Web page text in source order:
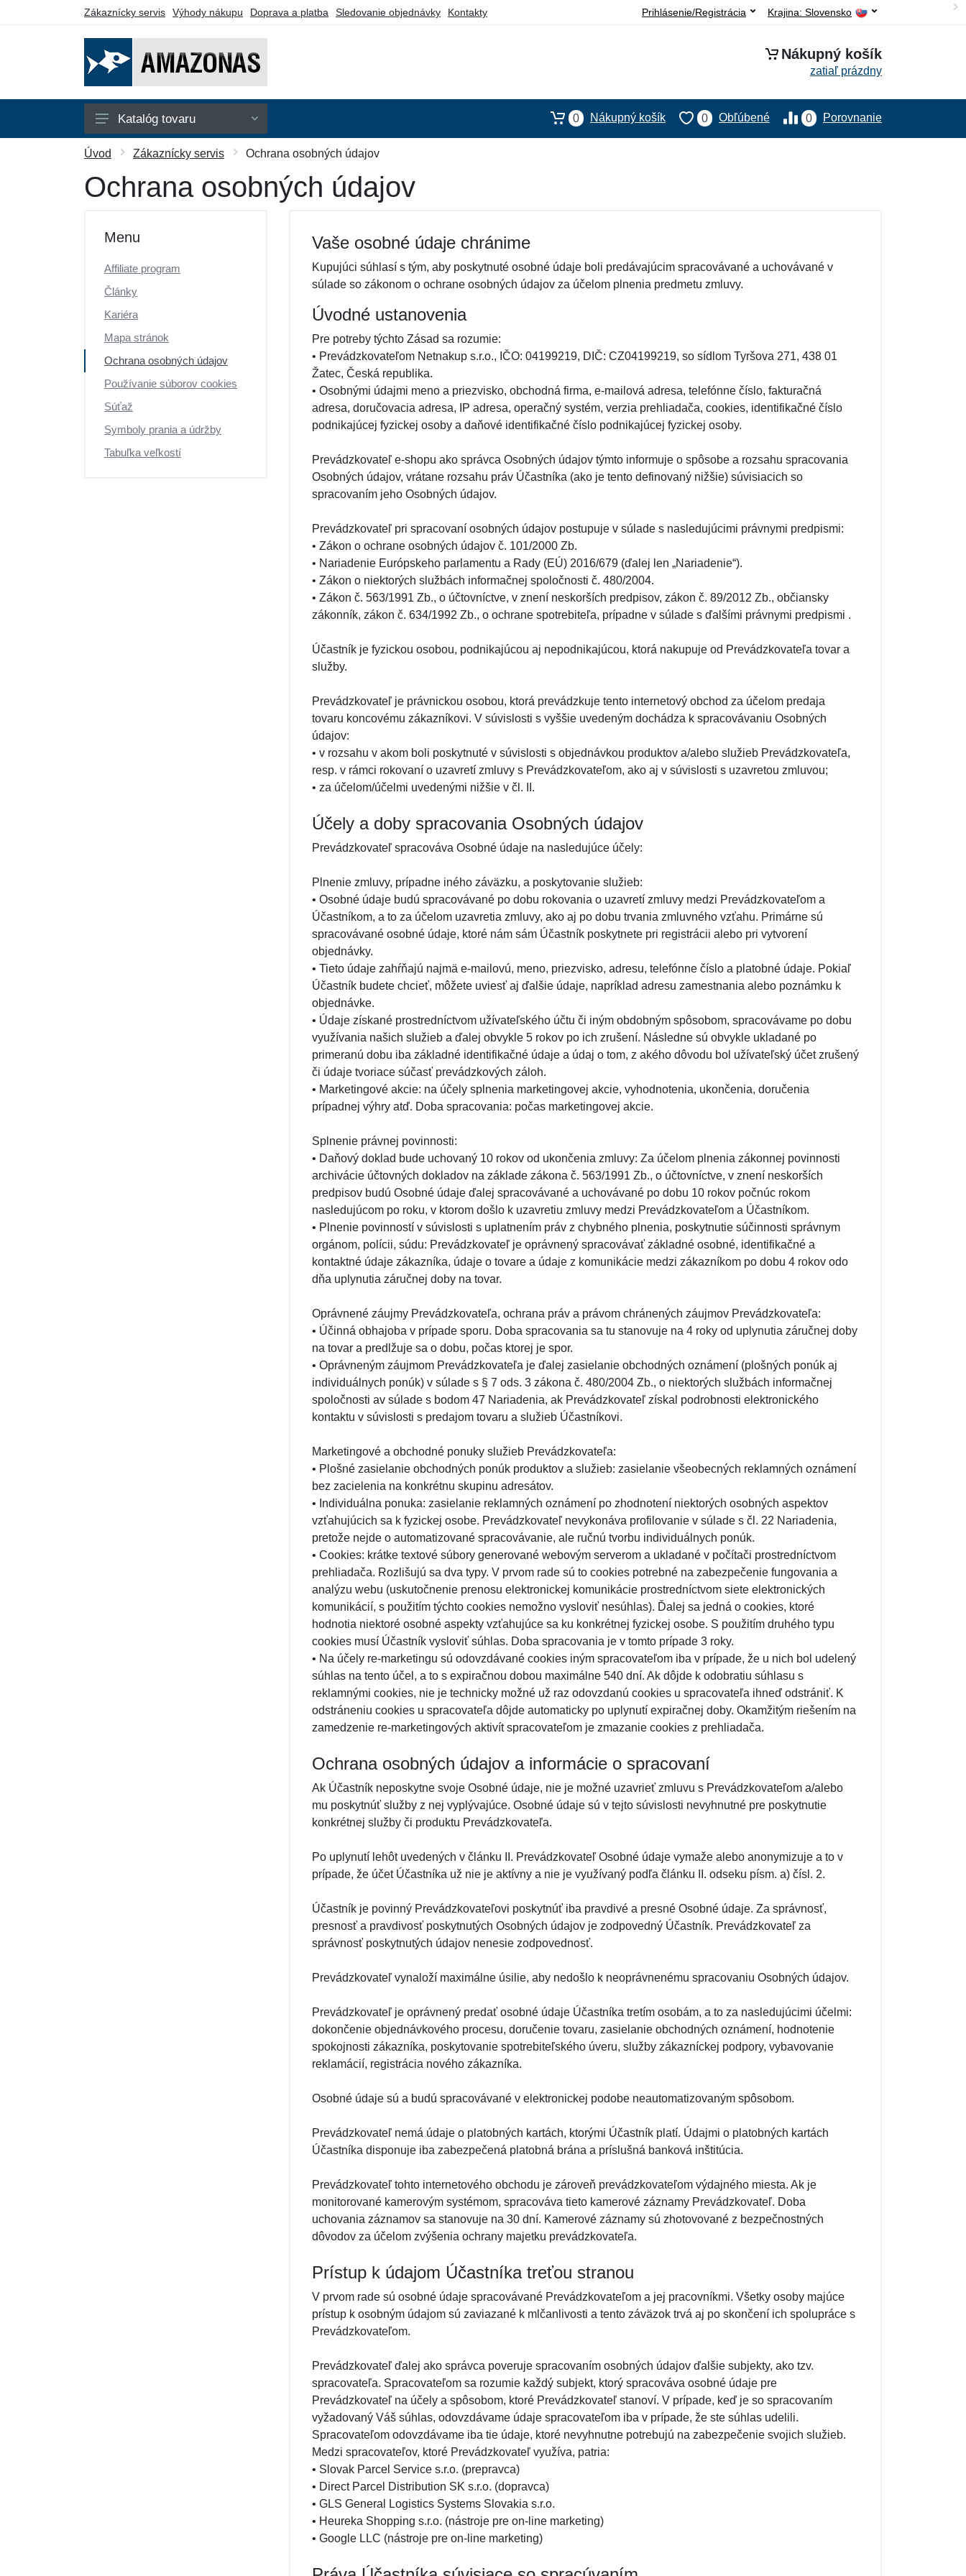
Zákaznícky servis Výhody nákupu Doprava a platba Sledovanie objednávky Kontakty Krajina: Slovensko
Prihlásenie/Registrácia
Nákupný košík
zatiaľ prázdny
Hojdacie siete
Hojdacie kreslá
Katalóg tovaru 0 Porovnanie
0 Obľúbené
0 Nákupný košík
Úvod Zákaznícky servis Ochrana osobných údajov
Ochrana osobných údajov
Menu
Affiliate program
Články
Kariéra
Mapa stránok
Ochrana osobných údajov
Používanie súborov cookies
Súťaž
Symboly prania a údržby
Tabuľka veľkostí
Vaše osobné údaje chránime
Kupujúci súhlasí s tým, aby poskytnuté osobné údaje boli predávajúcim spracovávané a uchovávané v
súlade so zákonom o ochrane osobných údajov za účelom plnenia predmetu zmluvy.
Úvodné ustanovenia
Pre potreby týchto Zásad sa rozumie:
• Prevádzkovateľom Netnakup s.r.o., IČO: 04199219, DIČ: CZ04199219, so sídlom Tyršova 271, 438 01
Žatec, Česká republika.
• Osobnými údajmi meno a priezvisko, obchodná firma, e-mailová adresa, telefónne číslo, fakturačná
adresa, doručovacia adresa, IP adresa, operačný systém, verzia prehliadača, cookies, identifikačné číslo
podnikajúcej fyzickej osoby a daňové identifikačné číslo podnikajúcej fyzickej osoby.
Prevádzkovateľ e-shopu ako správca Osobných údajov týmto informuje o spôsobe a rozsahu spracovania
Osobných údajov, vrátane rozsahu práv Účastníka (ako je tento definovaný nižšie) súvisiacich so
spracovaním jeho Osobných údajov.
Prevádzkovateľ pri spracovaní osobných údajov postupuje v súlade s nasledujúcimi právnymi predpismi:
• Zákon o ochrane osobných údajov č. 101/2000 Zb.
• Nariadenie Európskeho parlamentu a Rady (EÚ) 2016/679 (ďalej len „Nariadenie“).
• Zákon o niektorých službách informačnej spoločnosti č. 480/2004.
• Zákon č. 563/1991 Zb., o účtovníctve, v znení neskorších predpisov, zákon č. 89/2012 Zb., občiansky
zákonník, zákon č. 634/1992 Zb., o ochrane spotrebiteľa, prípadne v súlade s ďalšími právnymi predpismi .
Účastník je fyzickou osobou, podnikajúcou aj nepodnikajúcou, ktorá nakupuje od Prevádzkovateľa tovar a
služby.
Prevádzkovateľ je právnickou osobou, ktorá prevádzkuje tento internetový obchod za účelom predaja
tovaru koncovému zákazníkovi. V súvislosti s vyššie uvedeným dochádza k spracovávaniu Osobných
údajov:
• v rozsahu v akom boli poskytnuté v súvislosti s objednávkou produktov a/alebo služieb Prevádzkovateľa,
resp. v rámci rokovaní o uzavretí zmluvy s Prevádzkovateľom, ako aj v súvislosti s uzavretou zmluvou;
• za účelom/účelmi uvedenými nižšie v čl. II.
Účely a doby spracovania Osobných údajov
Prevádzkovateľ spracováva Osobné údaje na nasledujúce účely:
Plnenie zmluvy, prípadne iného záväzku, a poskytovanie služieb:
• Osobné údaje budú spracovávané po dobu rokovania o uzavretí zmluvy medzi Prevádzkovateľom a
Účastníkom, a to za účelom uzavretia zmluvy, ako aj po dobu trvania zmluvného vzťahu. Primárne sú
spracovávané osobné údaje, ktoré nám sám Účastník poskytnete pri registrácii alebo pri vytvorení
objednávky.
• Tieto údaje zahŕňajú najmä e-mailovú, meno, priezvisko, adresu, telefónne číslo a platobné údaje. Pokiaľ
Účastník budete chcieť, môžete uviesť aj ďalšie údaje, napríklad adresu zamestnania alebo poznámku k
objednávke.
• Údaje získané prostredníctvom užívateľského účtu či iným obdobným spôsobom, spracovávame po dobu
využívania našich služieb a ďalej obvykle 5 rokov po ich zrušení. Následne sú obvykle ukladané po
primeranú dobu iba základné identifikačné údaje a údaj o tom, z akého dôvodu bol užívateľský účet zrušený
či údaje tvoriace súčasť prevádzkových záloh.
• Marketingové akcie: na účely splnenia marketingovej akcie, vyhodnotenia, ukončenia, doručenia
prípadnej výhry atď. Doba spracovania: počas marketingovej akcie.
Splnenie právnej povinnosti:
• Daňový doklad bude uchovaný 10 rokov od ukončenia zmluvy: Za účelom plnenia zákonnej povinnosti
archivácie účtovných dokladov na základe zákona č. 563/1991 Zb., o účtovníctve, v znení neskorších
predpisov budú Osobné údaje ďalej spracovávané a uchovávané po dobu 10 rokov počnúc rokom
nasledujúcom po roku, v ktorom došlo k uzavretiu zmluvy medzi Prevádzkovateľom a Účastníkom.
• Plnenie povinností v súvislosti s uplatnením práv z chybného plnenia, poskytnutie súčinnosti správnym
orgánom, polícii, súdu: Prevádzkovateľ je oprávnený spracovávať základné osobné, identifikačné a
kontaktné údaje zákazníka, údaje o tovare a údaje z komunikácie medzi zákazníkom po dobu 4 rokov odo
dňa uplynutia záručnej doby na tovar.
Oprávnené záujmy Prevádzkovateľa, ochrana práv a právom chránených záujmov Prevádzkovateľa:
• Účinná obhajoba v prípade sporu. Doba spracovania sa tu stanovuje na 4 roky od uplynutia záručnej doby
na tovar a predlžuje sa o dobu, počas ktorej je spor.
• Oprávneným záujmom Prevádzkovateľa je ďalej zasielanie obchodných oznámení (plošných ponúk aj
individuálnych ponúk) v súlade s § 7 ods. 3 zákona č. 480/2004 Zb., o niektorých službách informačnej
spoločnosti av súlade s bodom 47 Nariadenia, ak Prevádzkovateľ získal podrobnosti elektronického
kontaktu v súvislosti s predajom tovaru a služieb Účastníkovi.
Marketingové a obchodné ponuky služieb Prevádzkovateľa:
• Plošné zasielanie obchodných ponúk produktov a služieb: zasielanie všeobecných reklamných oznámení
bez zacielenia na konkrétnu skupinu adresátov.
• Individuálna ponuka: zasielanie reklamných oznámení po zhodnotení niektorých osobných aspektov
vzťahujúcich sa k fyzickej osobe. Prevádzkovateľ nevykonáva profilovanie v súlade s čl. 22 Nariadenia,
pretože nejde o automatizované spracovávanie, ale ručnú tvorbu individuálnych ponúk.
• Cookies: krátke textové súbory generované webovým serverom a ukladané v počítači prostredníctvom
prehliadača. Rozlišujú sa dva typy. V prvom rade sú to cookies potrebné na zabezpečenie fungovania a
analýzu webu (uskutočnenie prenosu elektronickej komunikácie prostredníctvom siete elektronických
komunikácií, s použitím týchto cookies nemožno vysloviť nesúhlas). Ďalej sa jedná o cookies, ktoré
hodnotia niektoré osobné aspekty vzťahujúce sa ku konkrétnej fyzickej osobe. S použitím druhého typu
cookies musí Účastník vysloviť súhlas. Doba spracovania je v tomto prípade 3 roky.
• Na účely re-marketingu sú odovzdávané cookies iným spracovateľom iba v prípade, že u nich bol udelený
súhlas na tento účel, a to s expiračnou dobou maximálne 540 dní. Ak dôjde k odobratiu súhlasu s
reklamnými cookies, nie je technicky možné už raz odovzdanú cookies u spracovateľa ihneď odstrániť. K
odstráneniu cookies u spracovateľa dôjde automaticky po uplynutí expiračnej doby. Okamžitým riešením na
zamedzenie re-marketingových aktivít spracovateľom je zmazanie cookies z prehliadača.
Ochrana osobných údajov a informácie o spracovaní
Ak Účastník neposkytne svoje Osobné údaje, nie je možné uzavrieť zmluvu s Prevádzkovateľom a/alebo
mu poskytnúť služby z nej vyplývajúce. Osobné údaje sú v tejto súvislosti nevyhnutné pre poskytnutie
konkrétnej služby či produktu Prevádzkovateľa.
Po uplynutí lehôt uvedených v článku II. Prevádzkovateľ Osobné údaje vymaže alebo anonymizuje a to v
prípade, že účet Účastníka už nie je aktívny a nie je využívaný podľa článku II. odseku písm. a) čísl. 2.
Účastník je povinný Prevádzkovateľovi poskytnúť iba pravdivé a presné Osobné údaje. Za správnosť,
presnosť a pravdivosť poskytnutých Osobných údajov je zodpovedný Účastník. Prevádzkovateľ za
správnosť poskytnutých údajov nenesie zodpovednosť.
Prevádzkovateľ vynaloží maximálne úsilie, aby nedošlo k neoprávnenému spracovaniu Osobných údajov.
Prevádzkovateľ je oprávnený predať osobné údaje Účastníka tretím osobám, a to za nasledujúcimi účelmi:
dokončenie objednávkového procesu, doručenie tovaru, zasielanie obchodných oznámení, hodnotenie
spokojnosti zákazníka, poskytovanie spotrebiteľského úveru, služby zákazníckej podpory, vybavovanie
reklamácií, registrácia nového zákazníka.
Osobné údaje sú a budú spracovávané v elektronickej podobe neautomatizovaným spôsobom.
Prevádzkovateľ nemá údaje o platobných kartách, ktorými Účastník platí. Údajmi o platobných kartách
Účastníka disponuje iba zabezpečená platobná brána a príslušná banková inštitúcia.
Prevádzkovateľ tohto internetového obchodu je zároveň prevádzkovateľom výdajného miesta. Ak je
monitorované kamerovým systémom, spracováva tieto kamerové záznamy Prevádzkovateľ. Doba
uchovania záznamov sa stanovuje na 30 dní. Kamerové záznamy sú zhotovované z bezpečnostných
dôvodov za účelom zvýšenia ochrany majetku prevádzkovateľa.
Prístup k údajom Účastníka treťou stranou
V prvom rade sú osobné údaje spracovávané Prevádzkovateľom a jej pracovníkmi. Všetky osoby majúce
prístup k osobným údajom sú zaviazané k mlčanlivosti a tento záväzok trvá aj po skončení ich spolupráce s
Prevádzkovateľom.
Prevádzkovateľ ďalej ako správca poveruje spracovaním osobných údajov ďalšie subjekty, ako tzv.
spracovateľa. Spracovateľom sa rozumie každý subjekt, ktorý spracováva osobné údaje pre
Prevádzkovateľ na účely a spôsobom, ktoré Prevádzkovateľ stanoví. V prípade, keď je so spracovaním
vyžadovaný Váš súhlas, odovzdávame údaje spracovateľom iba v prípade, že ste súhlas udelili.
Spracovateľom odovzdávame iba tie údaje, ktoré nevyhnutne potrebujú na zabezpečenie svojich služieb.
Medzi spracovateľov, ktoré Prevádzkovateľ využíva, patria:
• Slovak Parcel Service s.r.o. (prepravca)
• Direct Parcel Distribution SK s.r.o. (dopravca)
• GLS General Logistics Systems Slovakia s.r.o.
• Heureka Shopping s.r.o. (nástroje pre on-line marketing)
• Google LLC (nástroje pre on-line marketing)